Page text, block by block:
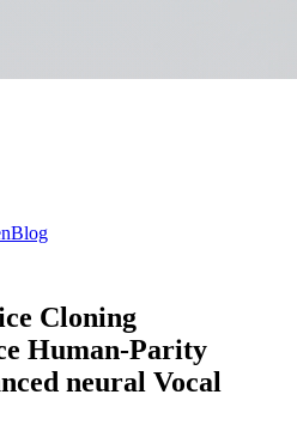
Blog
Cloning
Human-Parity
neural Vocal